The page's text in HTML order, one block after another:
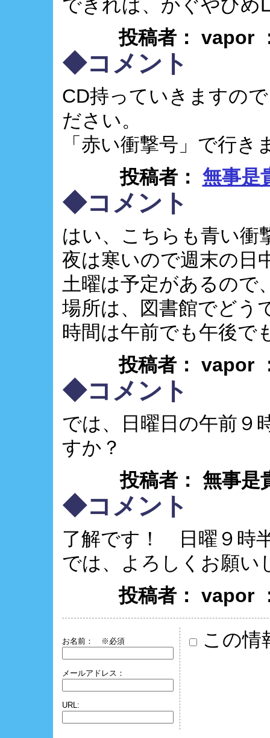
できれば、かぐやひめ
投稿者： vapor
◆コメント
CD持っていきますの
ださい。
「赤い衝撃号」で行き
投稿者： 無事是
◆コメント
はい、こちらも青い衝
夜は寒いので週末の日
土曜は予定があるので
場所は、図書館でどう
時間は午前でも午後で
投稿者： vapor
◆コメント
では、日曜日の午前９
すか？
投稿者： 無事是
◆コメント
了解です！ 日曜９時
では、よろしくお願い
投稿者： vapor
お名前： ※必須
メールアドレス：
URL:
この情